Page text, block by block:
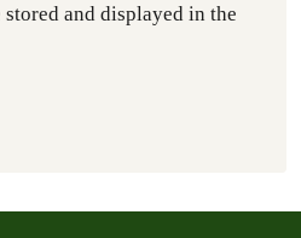
and displayed in the